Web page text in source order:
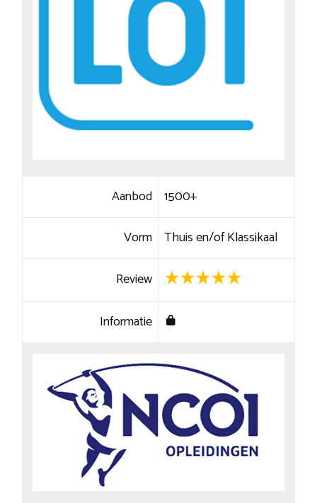
Aanbod 1500+
Vorm Thuis en/of Klassikaal
Review
Informatie